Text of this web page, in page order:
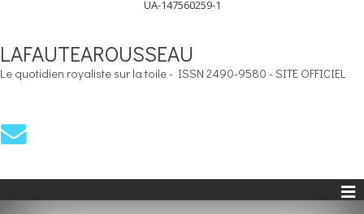
UA-147560259-1
LAFAUTEAROUSSEAU
Le quotidien royaliste sur la toile - ISSN 2490-9580 - SITE OFFICIEL